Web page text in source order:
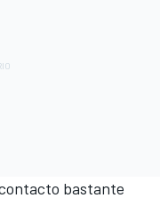
bastante